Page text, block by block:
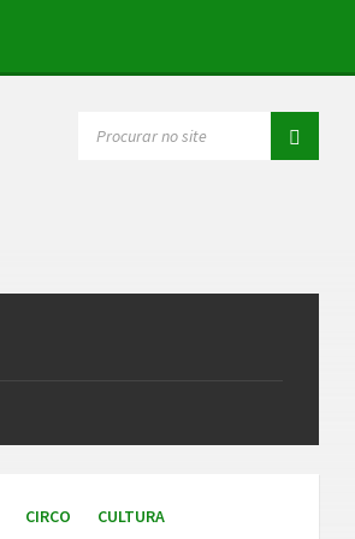
CIRCO CULTURA